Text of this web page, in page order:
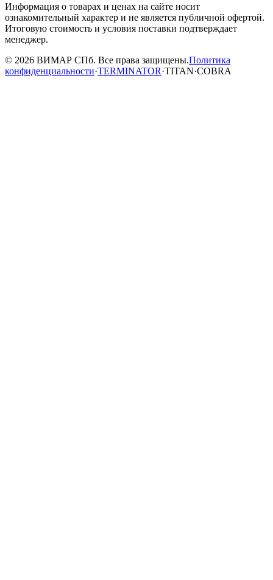
Информация о товарах и ценах на сайте носит
ознакомительный характер и не является публичной офертой.
Итоговую стоимость и условия поставки подтверждает
менеджер.
© 2026 ВИМАР СПб. Все права защищены.Политика
конфиденциальности·TERMINATOR·TITAN·COBRA